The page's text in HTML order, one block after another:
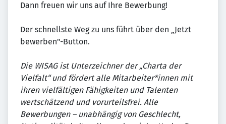
Dann freuen wir uns auf Ihre Bewerbung!
Der schnellste Weg zu uns führt über den „Jetzt
bewerben"-Button.
Die WISAG ist Unterzeichner der „Charta der
Vielfalt“ und fördert alle Mitarbeiter*innen mit
ihren vielfältigen Fähigkeiten und Talenten
wertschätzend und vorurteilsfrei. Alle
Bewerbungen – unabhängig von Geschlecht,